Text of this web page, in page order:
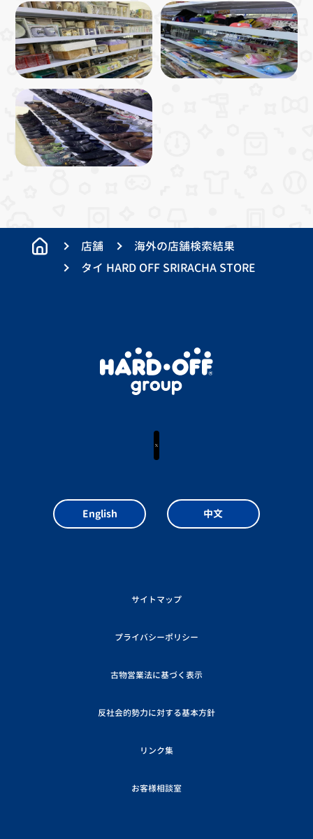
店舗
海外の店舗検索結果
タイ HARD OFF SRIRACHA STORE
サイトマップ
プライバシーポリシー
古物営業法に基づく表示
反社会的勢力に対する基本方針
リンク集
お客様相談室
English 中文